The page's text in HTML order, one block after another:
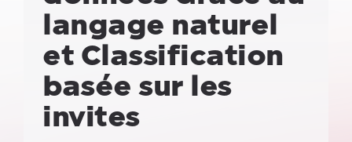
langage naturel
et Classification
basée sur les
invites